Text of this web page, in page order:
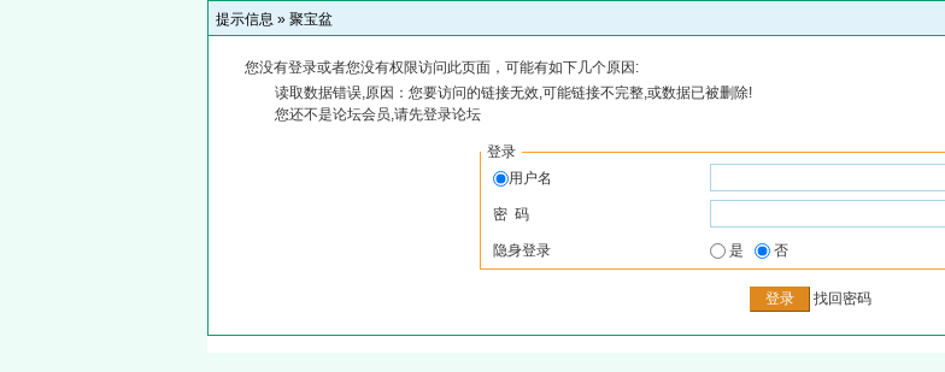
提示信息 » 聚宝盆
您没有登录或者您没有权限访问此页面，可能有如下几个原因:
读取数据错误,原因：您要访问的链接无效,可能链接不完整,或数据已被删除!
您还不是论坛会员,请先登录论坛
登录
用户名
密 码
隐身登录 是 否
找回密码